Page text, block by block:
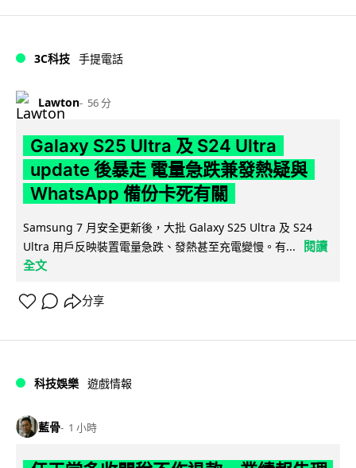
3C科技 手提電話
Lawton 56 分
Galaxy S25 Ultra 及 S24 Ultra
update 後暴走 電量急跌兼發熱疑與
WhatsApp 備份卡死有關
Samsung 7 月安全更新後，大批 Galaxy S25 Ultra 及 S24
Ultra 用戶反映裝置電量急跌、發熱甚至充電變慢。有...
閱讀
全文
分享
科技娛樂 遊戲情報
藍骨 1 小時